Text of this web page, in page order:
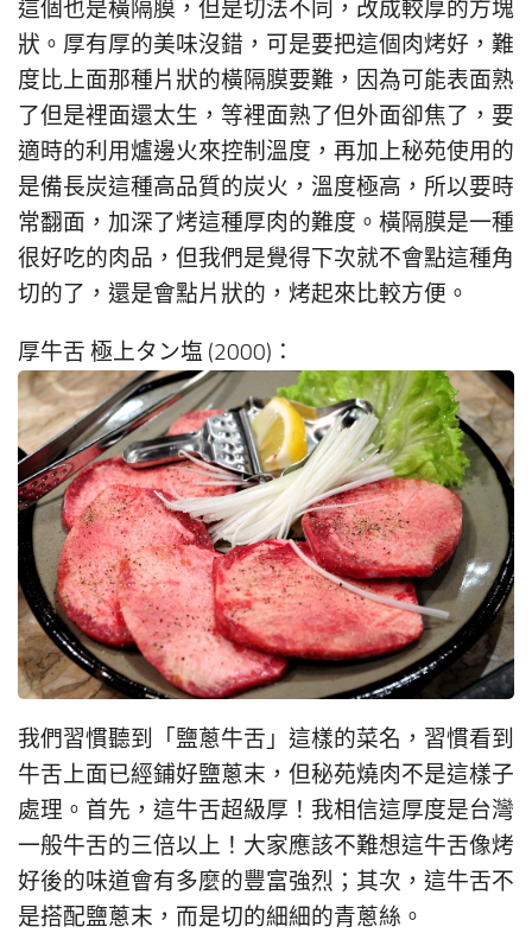
這個也是橫隔膜，但是切法不同，改成較厚的方塊
狀。厚有厚的美味沒錯，可是要把這個肉烤好，難
度比上面那種片狀的橫隔膜要難，因為可能表面熟
了但是裡面還太生，等裡面熟了但外面卻焦了，要
適時的利用爐邊火來控制溫度，再加上秘苑使用的
是備長炭這種高品質的炭火，溫度極高，所以要時
常翻面，加深了烤這種厚肉的難度。橫隔膜是一種
很好吃的肉品，但我們是覺得下次就不會點這種角
切的了，還是會點片狀的，烤起來比較方便。
厚牛舌 極上タン塩 (2000)：
我們習慣聽到「鹽蔥牛舌」這樣的菜名，習慣看到
牛舌上面已經鋪好鹽蔥末，但秘苑燒肉不是這樣子
處理。首先，這牛舌超級厚！我相信這厚度是台灣
一般牛舌的三倍以上！大家應該不難想這牛舌像烤
好後的味道會有多麼的豐富強烈；其次，這牛舌不
是搭配鹽蔥末，而是切的細細的青蔥絲。